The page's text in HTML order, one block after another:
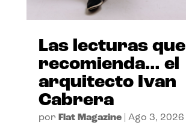
Las lecturas que
recomienda… el
arquitecto Ivan
Cabrera
por Flat Magazine| Ago 3, 2026